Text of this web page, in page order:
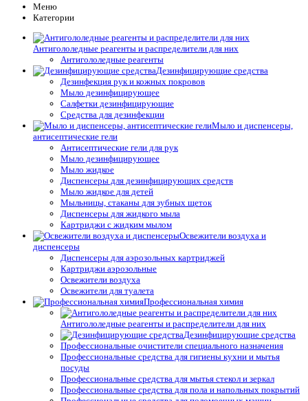
Меню
Категории
Антигололедные реагенты и распределители для них
Антигололедные реагенты
Дезинфицирующие средства
Дезинфекция рук и кожных покровов
Мыло дезинфицирующее
Салфетки дезинфицирующие
Средства для дезинфекции
Мыло и диспенсеры,
антисептические гели
Антисептические гели для рук
Мыло дезинфицирующее
Мыло жидкое
Диспенсеры для дезинфицирующих средств
Мыло жидкое для детей
Мыльницы, стаканы для зубных щеток
Диспенсеры для жидкого мыла
Картриджи с жидким мылом
Освежители воздуха и
диспенсеры
Диспенсеры для аэрозольных картриджей
Картриджи аэрозольные
Освежители воздуха
Освежители для туалета
Профессиональная химия
Антигололедные реагенты и распределители для них
Дезинфицирующие средства
Профессиональные очистители специального назначения
Профессиональные средства для гигиены кухни и мытья
посуды
Профессиональные средства для мытья стекол и зеркал
Профессиональные средства для пола и напольных покрытий